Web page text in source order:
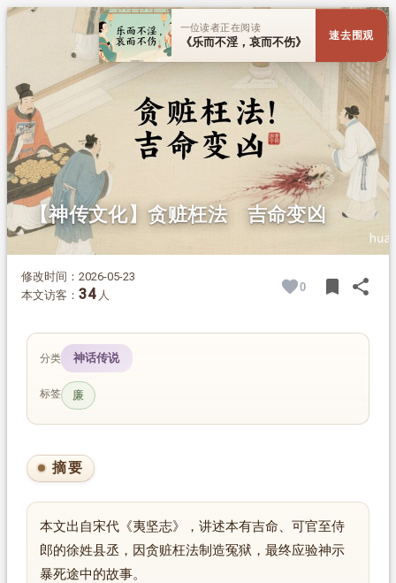
1.
【神传文化】贪赃枉法 吉命变凶
修改时间：2026-05-23
本文访客： 34人
0 bookmark share
分类 神话传说
标签 廉
摘要
本文出自宋代《夷坚志》，讲述本有吉命、可官至侍
郎的徐姓县丞，因贪赃枉法制造冤狱，最终应验神示
暴死途中的故事。
一位读者正在阅读
《乐而不淫，哀而不伤》 速去围观